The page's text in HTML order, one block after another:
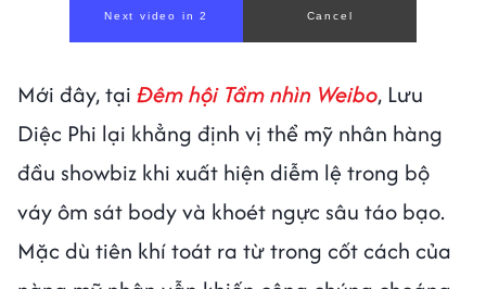
Mới đây, tại Đêm hội Tầm nhìn Weibo, Lưu
Diệc Phi lại khẳng định vị thể mỹ nhân hàng
đầu showbiz khi xuất hiện diễm lệ trong bộ
váy ôm sát body và khoét ngực sâu táo bạo.
Mặc dù tiên khí toát ra từ trong cốt cách của